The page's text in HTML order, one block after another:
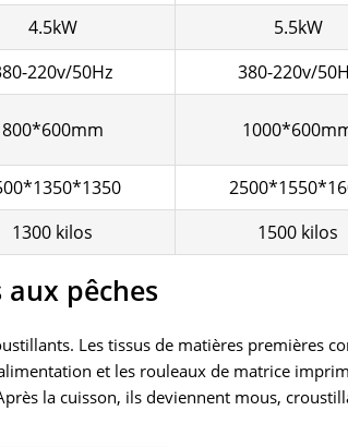
4.5kW 5.5kW
220v/50Hz 380-220v/
800*600mm
1300 kilos 1500 kilos
pêches
Les tissus de matières premières
et les rouleaux de matrice
la cuisson, ils deviennent mous,